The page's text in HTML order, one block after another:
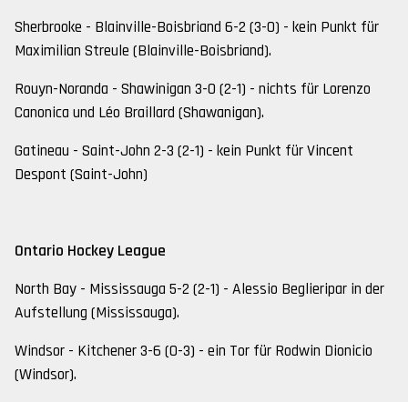
Sherbrooke - Blainville-Boisbriand 6-2 (3-0) - kein Punkt für
Maximilian Streule (Blainville-Boisbriand).
Rouyn-Noranda - Shawinigan 3-0 (2-1) - nichts für Lorenzo
Canonica und Léo Braillard (Shawanigan).
Gatineau - Saint-John 2-3 (2-1) - kein Punkt für Vincent
Despont (Saint-John)
Ontario Hockey League
North Bay - Mississauga 5-2 (2-1) - Alessio Beglieripar in der
Aufstellung (Mississauga).
Windsor - Kitchener 3-6 (0-3) - ein Tor für Rodwin Dionicio
(Windsor).